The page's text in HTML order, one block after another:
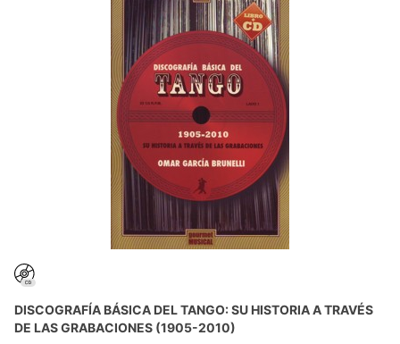
DISCOGRAFÍA BÁSICA DEL TANGO: SU HISTORIA A TRAVÉS
DE LAS GRABACIONES (1905-2010)